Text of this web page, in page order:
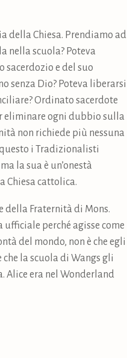
della Chiesa. Prendiamo ad
nella scuola? Poteva
sacerdozio e del suo
senza Dio? Poteva liberarsi
Ordinato sacerdote
eliminare ogni dubbio sulla
non richiede più nessuna
i Tradizionalisti
la sua è un’onestà
Chiesa cattolica.
Fraternità di Mons.
ufficiale perché agisse come
del mondo, non è che egli
la scuola di Wangs gli
Alice era nel Wonderland